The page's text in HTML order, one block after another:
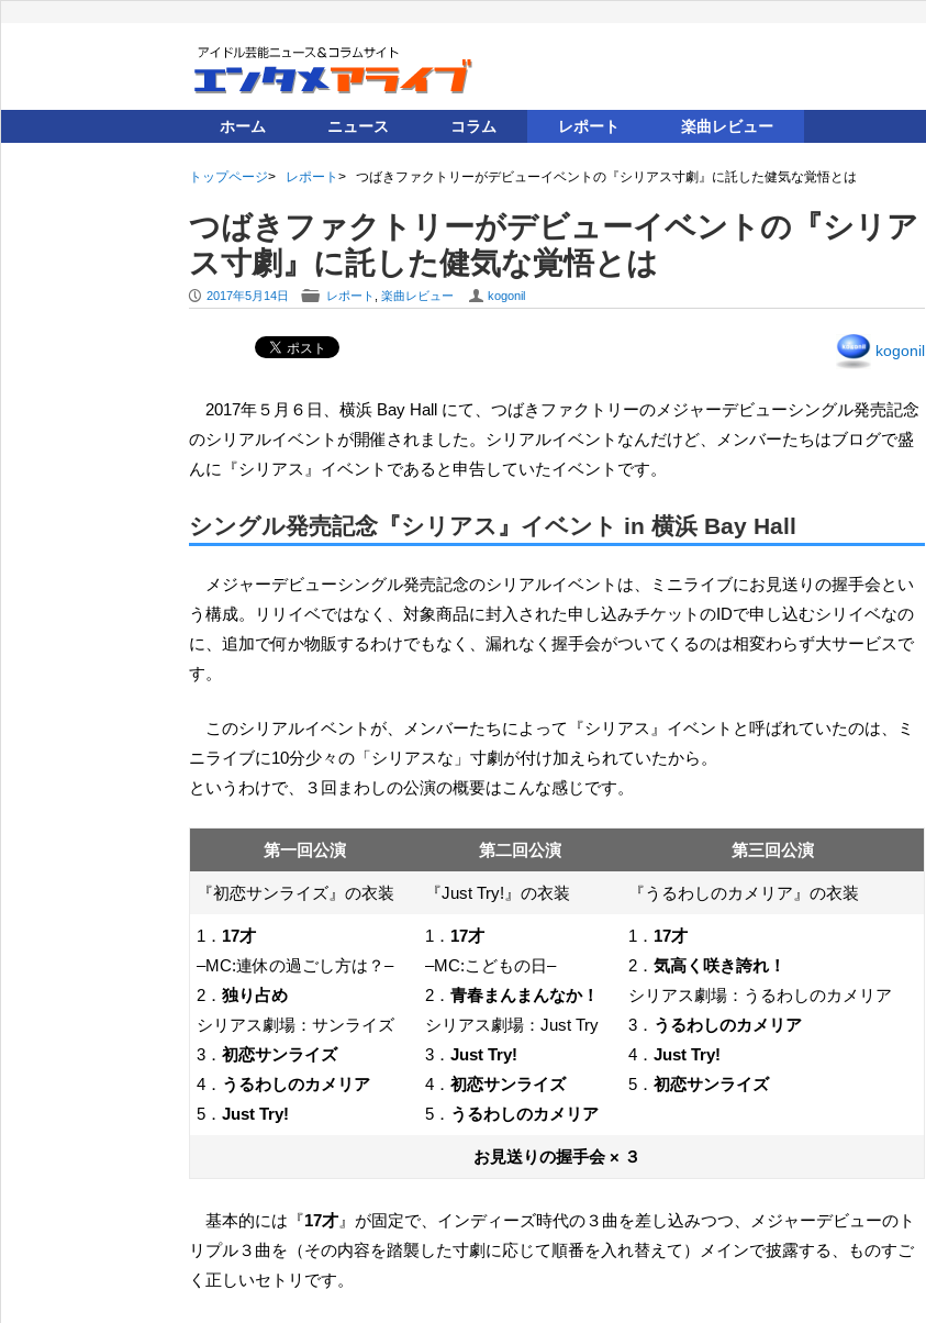
ホーム ニュース コラム レポート 楽曲レビュー
トップページ レポート つばきファクトリーがデビューイベントの『シリアス寸劇』に託した健気な覚悟とは
つばきファクトリーがデビューイベントの『シリア
ス寸劇』に託した健気な覚悟とは
P 2017年5月14日 F レポート 楽曲レビュー U kogonil
kogonil
2017年５月６日、横浜 Bay Hall にて、つばきファクトリーのメジャーデビューシングル発売記念
のシリアルイベントが開催されました。シリアルイベントなんだけど、メンバーたちはブログで盛
んに『シリアス』イベントであると申告していたイベントです。
シングル発売記念『シリアス』イベント in 横浜 Bay Hall
メジャーデビューシングル発売記念のシリアルイベントは、ミニライブにお見送りの握手会とい
う構成。リリイベではなく、対象商品に封入された申し込みチケットのIDで申し込むシリイベなの
に、追加で何か物販するわけでもなく、漏れなく握手会がついてくるのは相変わらず大サービスで
す。
このシリアルイベントが、メンバーたちによって『シリアス』イベントと呼ばれていたのは、ミ
ニライブに10分少々の「シリアスな」寸劇が付け加えられていたから。
というわけで、３回まわしの公演の概要はこんな感じです。
第一回公演 第二回公演 第三回公演
『初恋サンライズ』の衣装 『Just Try!』の衣装 『うるわしのカメリア』の衣装
1． 17才
–MC:連休の過ごし方は？–
2． 独り占め
シリアス劇場：サンライズ
3． 初恋サンライズ
4． うるわしのカメリア
5． Just Try!
1． 17才
–MC:こどもの日–
2． 青春まんまんなか！
シリアス劇場：Just Try
3． Just Try!
4． 初恋サンライズ
5． うるわしのカメリア
1． 17才
2． 気高く咲き誇れ！
シリアス劇場：うるわしのカメリア
3． うるわしのカメリア
4． Just Try!
5． 初恋サンライズ
お見送りの握手会 × ３
基本的には『17才 』が固定で、インディーズ時代の３曲を差し込みつつ、メジャーデビューのト
リプル３曲を（その内容を踏襲した寸劇に応じて順番を入れ替えて）メインで披露する、ものすご
く正しいセトリです。